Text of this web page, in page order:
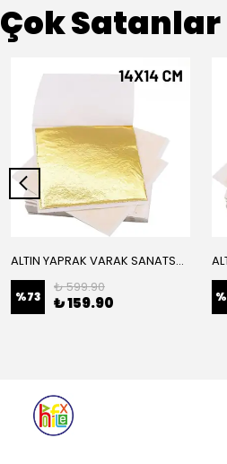
Çok Satanlar
ALTIN YAPRAK VARAK SANATSAL BÜYÜK BOY FOLYO EPOKSİ REÇİNE NAİL ART 16 ADET 14X14 CM ALTIN RENK
%73
₺ 599.90
₺ 159.90 %